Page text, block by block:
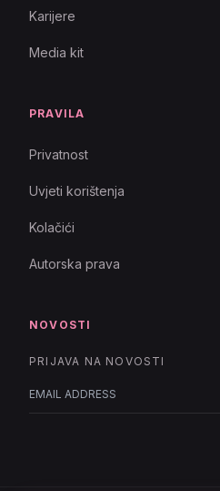
Karijere
Media kit
PRAVILA
Privatnost
Uvjeti korištenja
Kolačići
Autorska prava
NOVOSTI
PRIJAVA NA NOVOSTI